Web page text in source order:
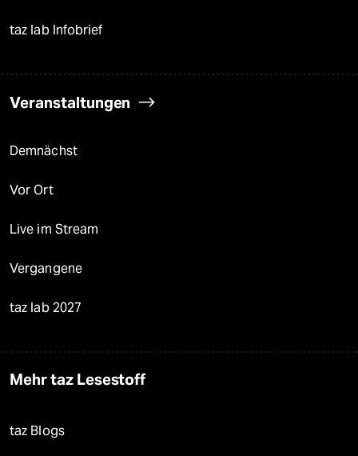
taz lab Infobrief
Veranstaltungen
Demnächst
Vor Ort
Live im Stream
Vergangene
taz lab 2027
Mehr taz Lesestoff
taz Blogs